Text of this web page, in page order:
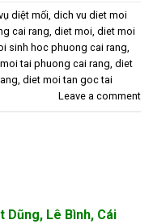
diệt mối, dich vu diet moi
cai rang, diet moi, diet moi
sinh hoc phuong cai rang,
tai phuong cai rang, diet
, diet moi tan goc tai
Leave a comment
Dũng, Lê Bình, Cái